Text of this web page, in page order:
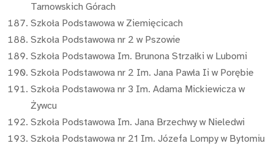
Tarnowskich Górach
Szkoła Podstawowa w Ziemięcicach
Szkoła Podstawowa nr 2 w Pszowie
Szkoła Podstawowa Im. Brunona Strzałki w Lubomi
Szkoła Podstawowa nr 2 Im. Jana Pawła Ii w Porębie
Szkoła Podstawowa nr 3 Im. Adama Mickiewicza w
Żywcu
Szkoła Podstawowa Im. Jana Brzechwy w Nieledwi
Szkoła Podstawowa nr 21 Im. Józefa Lompy w Bytomiu